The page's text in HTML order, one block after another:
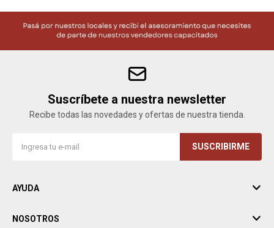
Suscríbete a nuestra newsletter
Recibe todas las novedades y ofertas de nuestra tienda.
SUSCRIBIRME
AYUDA
NOSOTROS